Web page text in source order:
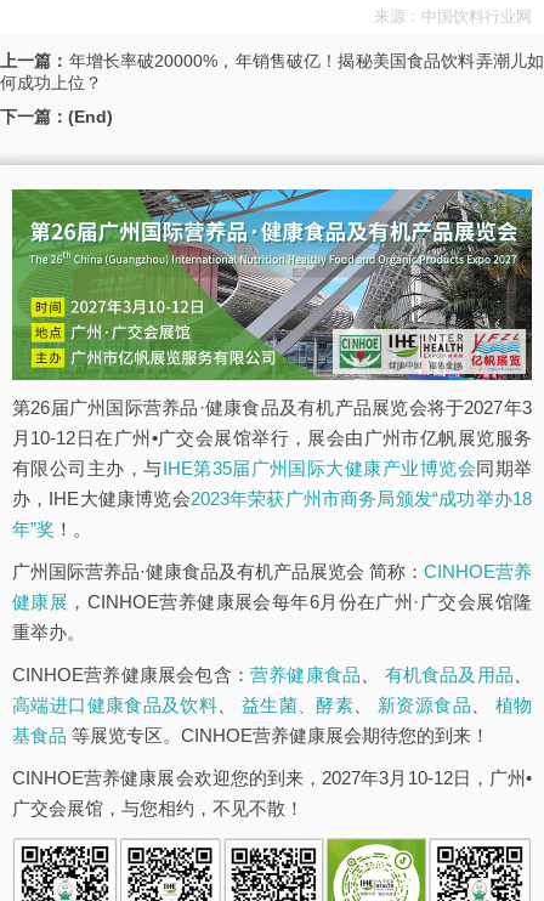
来源：中国饮料行业网
上一篇： 年增长率破20000%，年销售破亿！揭秘美国食品饮料弄潮儿如
何成功上位？
下一篇：(End)
第26届广州国际营养品·健康食品及有机产品展览会将于2027年3
月10-12日在广州•广交会展馆举行，展会由广州市亿帆展览服务
有限公司主办，与IHE第35届广州国际大健康产业博览会同期举
办，IHE大健康博览会2023年荣获广州市商务局颁发“成功举办18
年”奖 ！。
广州国际营养品·健康食品及有机产品展览会 简称： CINHOE营养
健康展 ，CINHOE营养健康展会每年6月份在广州·广交会展馆隆
重举办。
CINHOE营养健康展会包含： 营养健康食品 有机食品及用品
高端进口健康食品及饮料
益生菌、酵素 新资源食品
植物
基食品 等展览专区。CINHOE营养健康展会期待您的到来！
CINHOE营养健康展会欢迎您的到来，2027年3月10-12日，广州•
广交会展馆，与您相约，不见不散！